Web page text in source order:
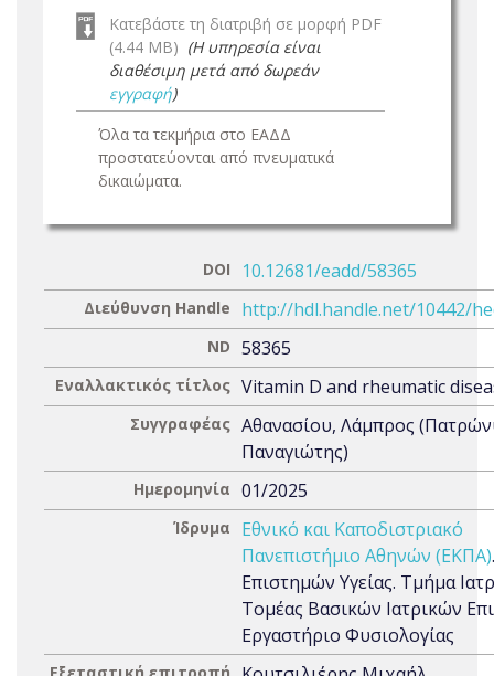
Κατεβάστε τη διατριβή σε μορφή PDF
(4.44 MB) (Η υπηρεσία είναι
διαθέσιμη μετά από δωρεάν
εγγραφή)
Όλα τα τεκμήρια στο ΕΑΔΔ
προστατεύονται από πνευματικά
δικαιώματα.
DOI 10.12681/eadd/58365
Διεύθυνση Handle http://hdl.handle.net/10442/
ND 58365
Εναλλακτικός τίτλος Vitamin D and rheumatic
Συγγραφέας Αθανασίου, Λάμπρος
Παναγιώτης)
Ημερομηνία 01/2025
Ίδρυμα
Εθνικό και Καποδιστριακό
Πανεπιστήμιο Αθηνών (ΕΚΠΑ)
Επιστημών Υγείας. Τμήμα
Τομέας Βασικών Ιατρικών
Εργαστήριο Φυσιολογίας